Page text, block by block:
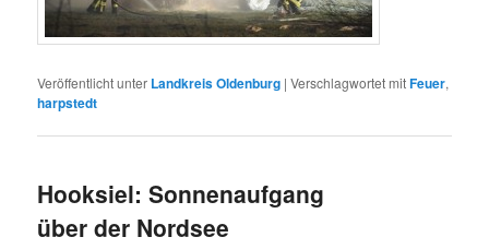
Veröffentlicht unter Landkreis Oldenburg |Verschlagwortet mitFeuer,
harpstedt
Hooksiel: Sonnenaufgang
über der Nordsee